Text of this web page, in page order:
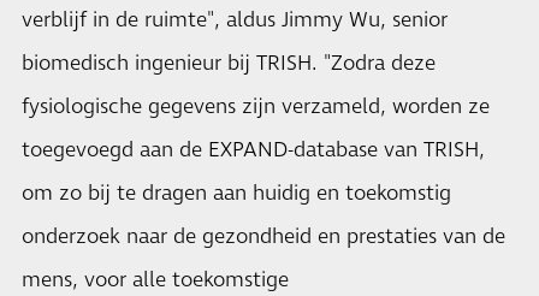
verblijf in de ruimte", aldus Jimmy Wu, senior
biomedisch ingenieur bij TRISH. "Zodra deze
fysiologische gegevens zijn verzameld, worden ze
toegevoegd aan de EXPAND-database van TRISH,
om zo bij te dragen aan huidig en toekomstig
onderzoek naar de gezondheid en prestaties van de
mens, voor alle toekomstige